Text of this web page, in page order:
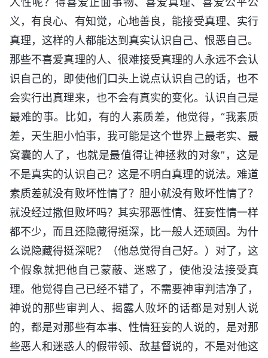
义，有良心、有知觉，心地善良，能接受真理、实行
真理，这样的人都能达到真实认识自己、恨恶自己。
那些不喜爱真理的人、很难接受真理的人永远不会认
识自己的，即使他们口头上说点认识自己的话，也不
会实行出真理来，也不会有真实的变化。认识自己是
最难的事。比如，有的人素质差，他觉得，“我素质
差，天生胆小怕事，我可能是这个世界上最老实、最
窝囊的人了，也就是最值得让神拯救的对象”，这是
不是真实的认识自己？这是不明白真理的说法。难道
素质差就没有败坏性情了？胆小就没有败坏性情了？
就没经过撒但败坏吗？其实邪恶性情、狂妄性情一样
都不少，而且还隐藏得挺深，比一般人还顽固。为什
么说隐藏得挺深呢？（他总觉得自己好。）对了，这
个假象就把他自己蒙蔽、迷惑了，使他没法接受真
理。他觉得自己已经不错了，不需要神审判洁净了，
神说的那些审判人、揭露人败坏的话都是对别人说
的，都是对那些有本事、性情狂妄的人说的，是对那
些恶人和迷惑人的假带领、敌基督说的，不是对他这